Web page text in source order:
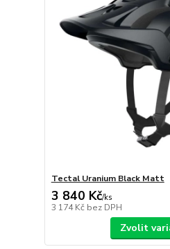
Tectal Uranium Black Matt
3 840 Kč/ks
3 174 Kč bez DPH
Zvolit